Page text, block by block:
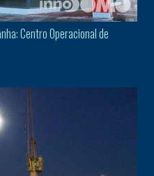
Centro Operacional de